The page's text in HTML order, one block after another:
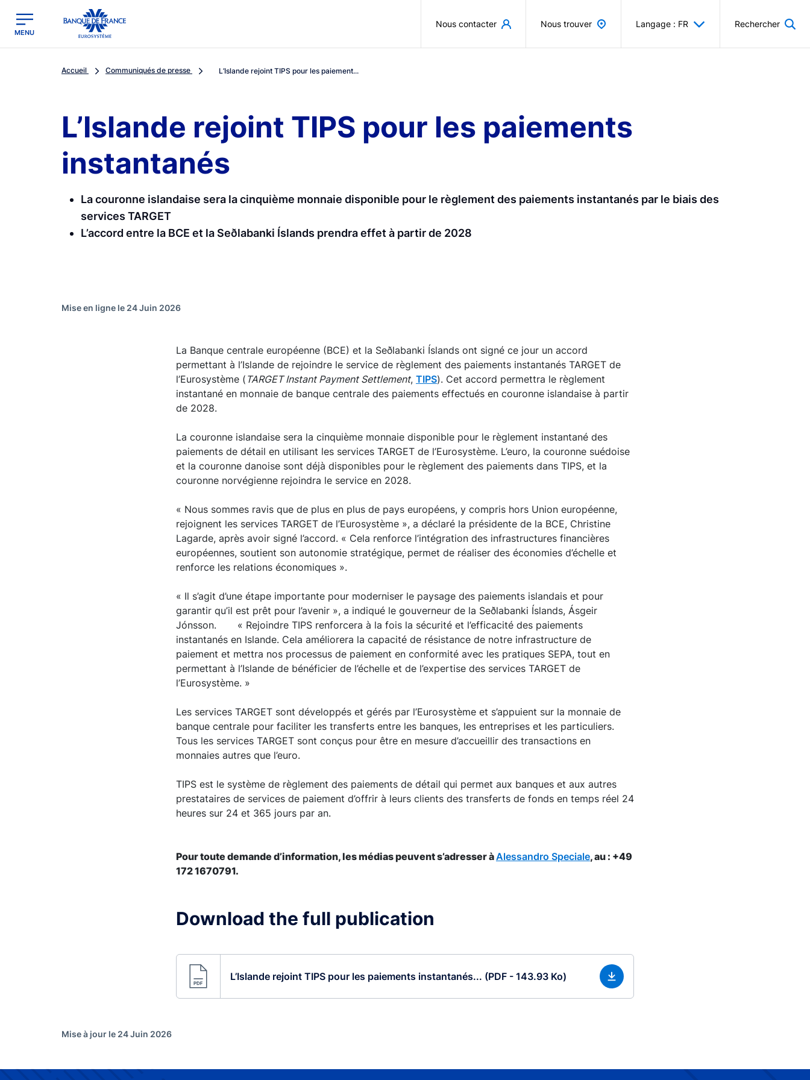
Banque de France - Menu Principal
MENU
Nous contacter Nous trouver Langage : FR Rechercher
Accueil Communiqués de presse L’Islande rejoint TIPS pour les paiement...
L’Islande rejoint TIPS pour les paiements
instantanés
La couronne islandaise sera la cinquième monnaie disponible pour le règlement des paiements instantanés par le biais des
services TARGET
L’accord entre la BCE et la Seðlabanki Íslands prendra effet à partir de 2028
Mise en ligne le 24 Juin 2026
La Banque centrale européenne (BCE) et la Seðlabanki Íslands ont signé ce jour un accord
permettant à l’Islande de rejoindre le service de règlement des paiements instantanés TARGET de
l’Eurosystème ( TARGET Instant Payment Settlement, TIPS). Cet accord permettra le règlement
instantané en monnaie de banque centrale des paiements effectués en couronne islandaise à partir
de 2028.
La couronne islandaise sera la cinquième monnaie disponible pour le règlement instantané des
paiements de détail en utilisant les services TARGET de l’Eurosystème. L’euro, la couronne suédoise
et la couronne danoise sont déjà disponibles pour le règlement des paiements dans TIPS, et la
couronne norvégienne rejoindra le service en 2028.
« Nous sommes ravis que de plus en plus de pays européens, y compris hors Union européenne,
rejoignent les services TARGET de l’Eurosystème », a déclaré la présidente de la BCE, Christine
Lagarde, après avoir signé l’accord. « Cela renforce l’intégration des infrastructures financières
européennes, soutient son autonomie stratégique, permet de réaliser des économies d’échelle et
renforce les relations économiques ».
« Il s’agit d’une étape importante pour moderniser le paysage des paiements islandais et pour
garantir qu’il est prêt pour l’avenir », a indiqué le gouverneur de la Seðlabanki Íslands, Ásgeir
Jónsson. « Rejoindre TIPS renforcera à la fois la sécurité et l’efficacité des paiements
instantanés en Islande. Cela améliorera la capacité de résistance de notre infrastructure de
paiement et mettra nos processus de paiement en conformité avec les pratiques SEPA, tout en
permettant à l’Islande de bénéficier de l’échelle et de l’expertise des services TARGET de
l’Eurosystème. »
Les services TARGET sont développés et gérés par l’Eurosystème et s’appuient sur la monnaie de
banque centrale pour faciliter les transferts entre les banques, les entreprises et les particuliers.
Tous les services TARGET sont conçus pour être en mesure d’accueillir des transactions en
monnaies autres que l’euro.
TIPS est le système de règlement des paiements de détail qui permet aux banques et aux autres
prestataires de services de paiement d’offrir à leurs clients des transferts de fonds en temps réel 24
heures sur 24 et 365 jours par an.
Pour toute demande d’information, les médias peuvent s’adresser àAlessandro Speciale, au : +49
172 1670791.
Download the full publication
L’Islande rejoint TIPS pour les paiements instantanés... (PDF - 143.93 Ko)
Mise à jour le 24 Juin 2026